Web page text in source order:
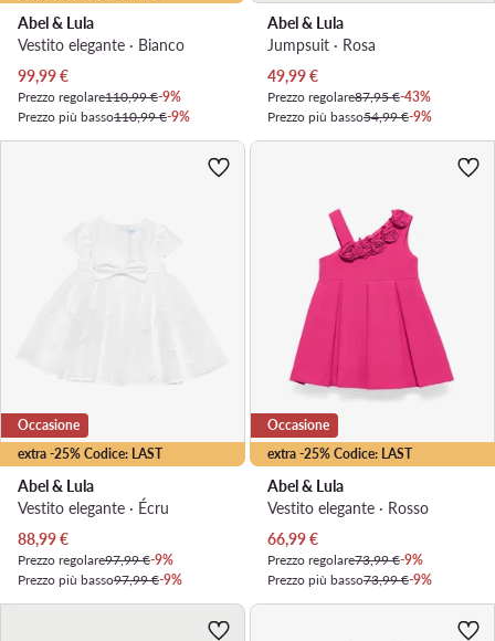
Abel & Lula
Vestito elegante · Bianco
Prezzo attuale
99,99€
Prezzo regolare110,99 €-9%
Prezzo più basso110,99 €-9%
Abel & Lula
Jumpsuit · Rosa
Prezzo attuale
49,99€
Prezzo regolare87,95 €-43%
Prezzo più basso54,99 €-9%
extra -25% Codice: LAST
Occasione
Abel & Lula
Vestito elegante · Écru
Prezzo attuale
88,99€
Prezzo regolare97,99 €-9%
Prezzo più basso97,99 €-9%
extra -25% Codice: LAST
Occasione
Abel & Lula
Vestito elegante · Rosso
Prezzo attuale
66,99€
Prezzo regolare73,99 €-9%
Prezzo più basso73,99 €-9%